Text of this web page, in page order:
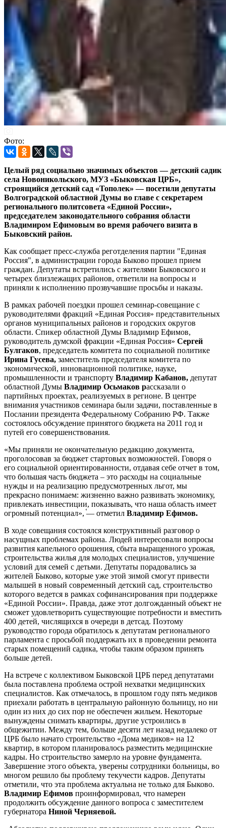
Фото:
Целый ряд социально значимых объектов — детский садик
села Новоникольского, МУЗ «Быковская ЦРБ»,
строящийся детский сад «Тополек» — посетили депутаты
Волгоградской областной Думы во главе с секретарем
регионального политсовета «Единой России»,
председателем законодательного собрания области
Владимиром Ефимовым во время рабочего визита в
Быковский район.
Как сообщает пресс-служба реготделения партии "Единая
Россия", в администрации города Быково прошел прием
граждан. Депутаты встретились с жителями Быковского и
четырех близлежащих районов, ответили на вопросы и
приняли к исполнению прозвучавшие просьбы и наказы.
В рамках рабочей поездки прошел семинар-совещание с
руководителями фракций «Единая Россия» представительных
органов муниципальных районов и городских округов
области. Спикер областной Думы Владимир Ефимов,
руководитель думской фракции «Единая Россия» Сергей
Булгаков, председатель комитета по социальной политике
Ирина Гусева, заместитель председателя комитета по
экономической, инновационной политике, науке,
промышленности и транспорту Владимир Кабанов, депутат
областной Думы Владимир Осьмаков рассказали о
партийных проектах, реализуемых в регионе. В центре
внимания участников семинара были задачи, поставленные в
Послании президента Федеральному Собранию РФ. Также
состоялось обсуждение принятого бюджета на 2011 год и
путей его совершенствования.
«Мы приняли не окончательную редакцию документа,
проголосовав за бюджет стартовых возможностей. Говоря о
его социальной ориентированности, отдавая себе отчет в том,
что большая часть бюджета – это расходы на социальные
нужды и на реализацию предусмотренных льгот, мы
прекрасно понимаем: жизненно важно развивать экономику,
привлекать инвестиции, показывать, что наша область имеет
огромный потенциал», ֫— отметил Владимир Ефимов.
В ходе совещания состоялся конструктивный разговор о
насущных проблемах района. Людей интересовали вопросы
развития капельного орошения, сбыта выращенного урожая,
строительства жилья для молодых специалистов, улучшение
условий для семей с детьми. Депутаты порадовались за
жителей Быково, которые уже этой зимой смогут привести
малышей в новый современный детский сад, строительство
которого ведется в рамках софинансирования при поддержке
«Единой России». Правда, даже этот долгожданный объект не
сможет удовлетворить существующие потребности и вместить
400 детей, числящихся в очереди в детсад. Поэтому
руководство города обратилось к депутатам регионального
парламента с просьбой поддержать их в проведении ремонта
старых помещений садика, чтобы таким образом принять
больше детей.
На встрече с коллективом Быковской ЦРБ перед депутатами
была поставлена проблема острой нехватки медицинских
специалистов. Как отмечалось, в прошлом году пять медиков
приехали работать в центральную районную больницу, но ни
один из них до сих пор не обеспечен жильем. Некоторые
вынуждены снимать квартиры, другие устроились в
общежитии. Между тем, больше десяти лет назад недалеко от
ЦРБ было начато строительство «Дома медиков» на 12
квартир, в котором планировалось разместить медицинские
кадры. Но строительство замерло на уровне фундамента.
Завершение этого объекта, уверены сотрудники больницы, во
многом решило бы проблему текучести кадров. Депутаты
отметили, что эта проблема актуальна не только для Быково.
Владимир Ефимов проинформировал, что намерен
продолжить обсуждение данного вопроса с заместителем
губернатора Ниной Черняевой.